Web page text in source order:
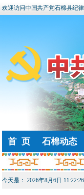
欢迎访问中国共产党石棉县纪
首 页 石棉动态
今天是： 2026年8月6日